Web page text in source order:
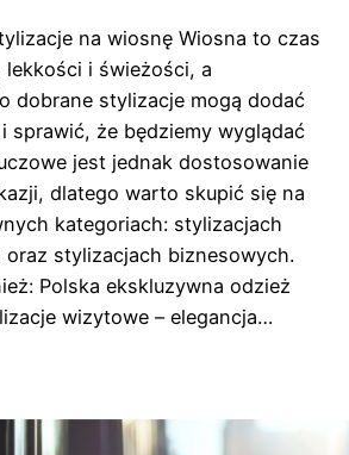
na wiosnę Wiosna to czas
lekkości i świeżości, a
dobrane stylizacje mogą dodać
sprawić, że będziemy wyglądać
jest jednak dostosowanie
dlatego warto skupić się na
kategoriach: stylizacjach
stylizacjach biznesowych.
Polska ekskluzywna odzież
wizytowe – elegancja…